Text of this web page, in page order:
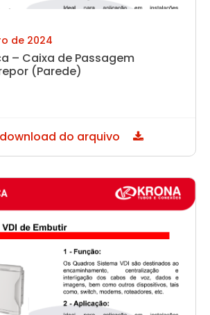
de 2024
– Caixa de Passagem
(Parede)
do arquivo